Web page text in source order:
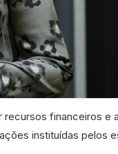
recursos financeiros e
instituídas pelos